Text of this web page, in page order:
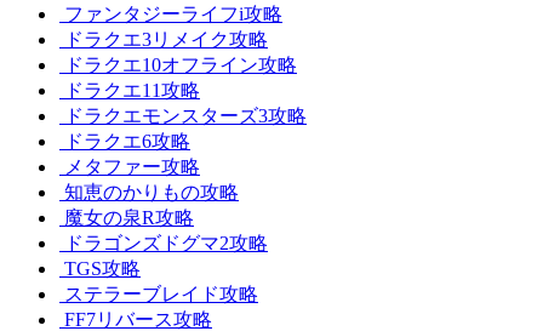
ファンタジーライフi攻略
ドラクエ3リメイク攻略
ドラクエ10オフライン攻略
ドラクエ11攻略
ドラクエモンスターズ3攻略
ドラクエ6攻略
メタファー攻略
知恵のかりもの攻略
魔女の泉R攻略
ドラゴンズドグマ2攻略
TGS攻略
ステラーブレイド攻略
FF7リバース攻略